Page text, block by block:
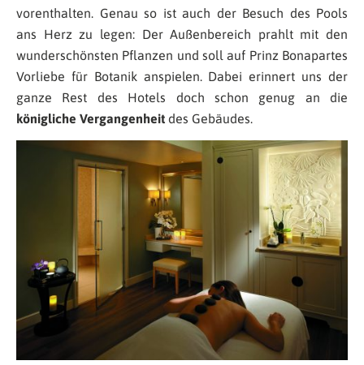
vorenthalten. Genau so ist auch der Besuch des Pools
ans Herz zu legen: Der Außenbereich prahlt mit den
wunderschönsten Pflanzen und soll auf Prinz Bonapartes
Vorliebe für Botanik anspielen. Dabei erinnert uns der
ganze Rest des Hotels doch schon genug an die
königliche Vergangenheit des Gebäudes.